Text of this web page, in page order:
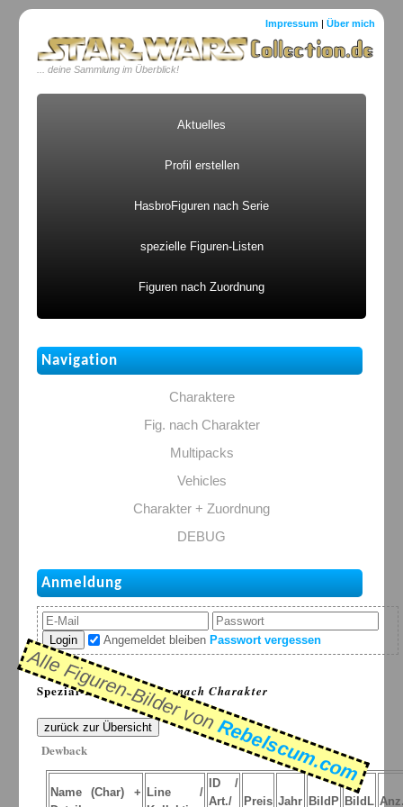
Impressum |Über mich
... deine Sammlung im Überblick!
Aktuelles
Profil erstellen
HasbroFiguren nach Serie
spezielle Figuren-Listen
Figuren nach Zuordnung
Navigation
Charaktere
Fig. nach Charakter
Multipacks
Vehicles
Charakter + Zuordnung
DEBUG
Anmeldung
Login Angemeldet bleiben Passwort vergessen
Spezial-Listen: >Figur nach Charakter
Alle Figuren-Bilder von
Rebelscum.com
zurück zur Übersicht
Dewback
Name (Char) + Line /
ID /
Art./
Preis Jahr BildP BildL